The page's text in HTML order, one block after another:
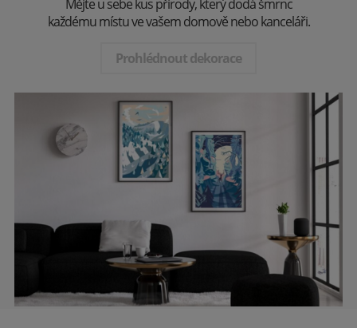
Mějte u sebe kus přírody, který dodá šmrnc
každému místu ve vašem domově nebo kanceláři.
Prohlédnout dekorace